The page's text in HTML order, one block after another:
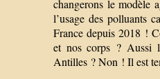
changerons le modèle
l’usage des polluants
France depuis 2018 !
et nos corps ? Aussi
Antilles ? Non ! Il est